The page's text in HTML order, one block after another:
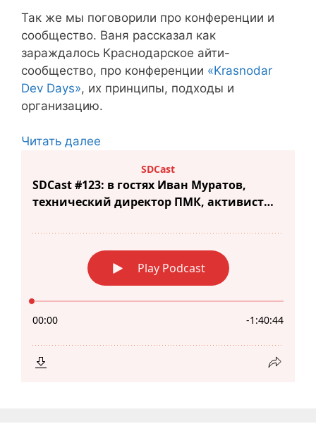
Так же мы поговорили про конференции и
сообщество. Ваня рассказал как
зараждалось Краснодарское айти-
сообщество, про конференции «Krasnodar
Dev Days», их принципы, подходы и
организацию.
Читать далее